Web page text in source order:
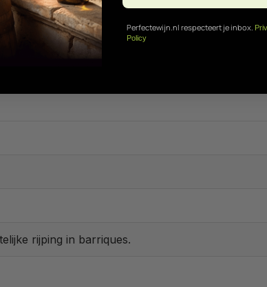
rijping in barriques.
Perfectewijn.nl respecteert je inbox.
Policy